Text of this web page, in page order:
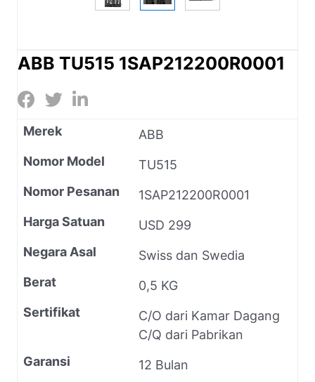
ABB TU515 1SAP212200R0001
Merek
ABB
Nomor Model
TU515
Nomor Pesanan
1SAP212200R0001
Harga Satuan
USD 299
Negara Asal
Swiss dan Swedia
Berat
0,5 KG
Sertifikat
C/O dari Kamar Dagang
C/Q dari Pabrikan
Garansi
12 Bulan